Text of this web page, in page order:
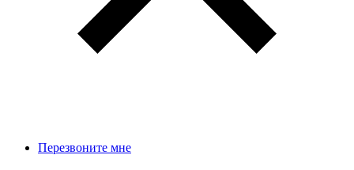
Перезвоните мне